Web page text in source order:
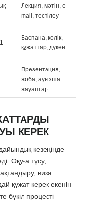
Лекция, мәтін, e-
mail, тестілеу
Баспана, көлік,
құжаттар, дүкен
Презентация,
жоба, ауызша
жауаптар
КЕРЕК
кезеңінде
Оқуға түсу,
виза
құжат керек екенін
бүкіл процесті